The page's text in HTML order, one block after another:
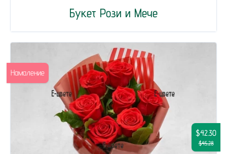
Букет Рози и Мече
$42.30
$45.28
Намаление